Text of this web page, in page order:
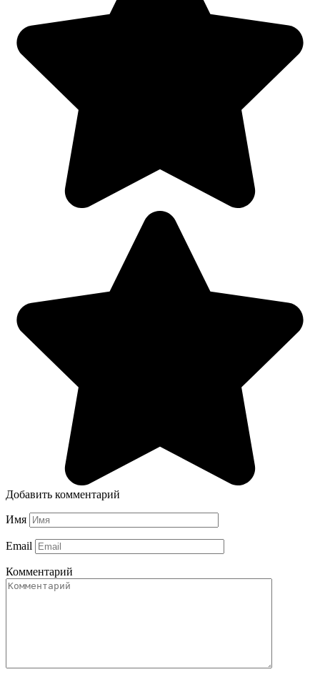
Добавить комментарий
Имя
Email
Комментарий